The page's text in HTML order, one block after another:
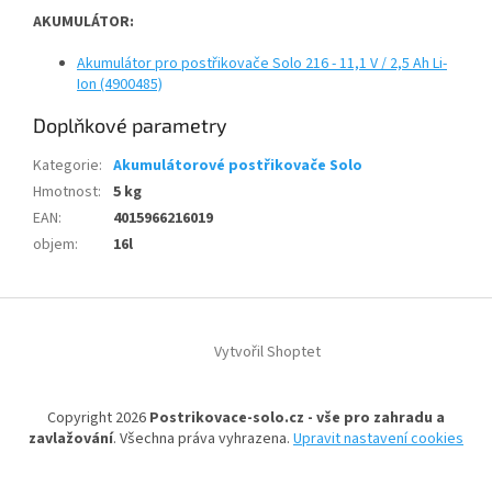
AKUMULÁTOR:
Akumulátor pro postřikovače Solo 216 - 11,1 V / 2,5 Ah Li-
Ion (4900485)
Doplňkové parametry
Kategorie: Akumulátorové postřikovače Solo
Hmotnost: 5 kg
EAN:
4015966216019
objem: 16l
Vytvořil Shoptet
Copyright 2026 Postrikovace-solo.cz - vše pro zahradu a
zavlažování. Všechna práva vyhrazena. Upravit nastavení cookies